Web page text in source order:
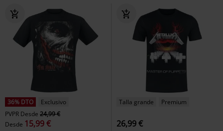
36% DTO
Exclusivo
PVPR Desde 24,99 €
Desde 15,99 €
Talla grande Premium
26,99 €